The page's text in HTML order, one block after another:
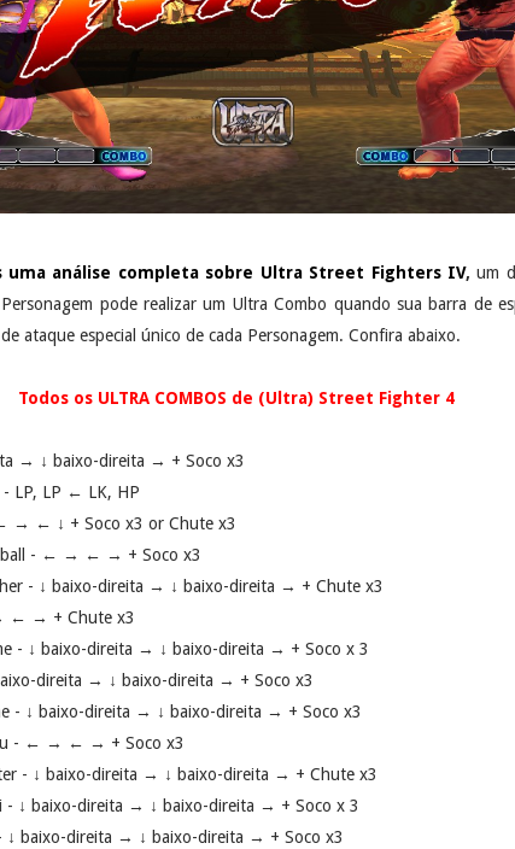
análise completa sobre Ultra Street Fighters IV,um
pode realizar um Ultra Combo quando sua barra de
ataque especial único de cada Personagem. Confira abaixo.
Todos os ULTRA COMBOS de (Ultra) Street Fighter 4
→ ↓ baixo-direita → + Soco x3
- LP, LP ← LK, HP
→ ← ↓ + Soco x3 or Chute x3
- ← → ← → + Soco x3
- ↓ baixo-direita → ↓ baixo-direita → + Chute x3
← → + Chute x3
- ↓ baixo-direita → ↓ baixo-direita → + Soco x 3
direita → ↓ baixo-direita → + Soco x3
- ↓ baixo-direita → ↓ baixo-direita → + Soco x3
- ← → ← → + Soco x3
- ↓ baixo-direita → ↓ baixo-direita → + Chute x3
- ↓ baixo-direita → ↓ baixo-direita → + Soco x 3
↓ baixo-direita → ↓ baixo-direita → + Soco x3